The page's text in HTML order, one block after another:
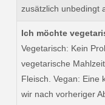
zusätzlich unbedingt
Ich möchte
Vegetarisch: Kein
vegetarische
Fleisch. Vegan: Eine
wir nach vorheriger